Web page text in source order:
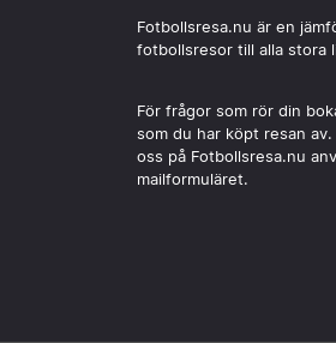
Fotbollsresa.nu är en
fotbollsresor till alla stora
För frågor som rör din
som du har köpt resan
oss på Fotbollsresa.nu
mailformuläret.